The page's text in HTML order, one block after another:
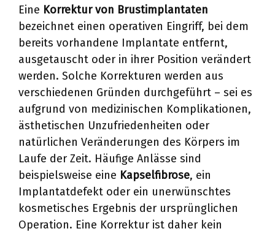
Eine Korrektur von Brustimplantaten
bezeichnet einen operativen Eingriff, bei dem
bereits vorhandene Implantate entfernt,
ausgetauscht oder in ihrer Position verändert
werden. Solche Korrekturen werden aus
verschiedenen Gründen durchgeführt – sei es
aufgrund von medizinischen Komplikationen,
ästhetischen Unzufriedenheiten oder
natürlichen Veränderungen des Körpers im
Laufe der Zeit. Häufige Anlässe sind
beispielsweise eine Kapselfibrose, ein
Implantatdefekt oder ein unerwünschtes
kosmetisches Ergebnis der ursprünglichen
Operation. Eine Korrektur ist daher kein